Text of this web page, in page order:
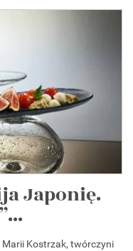
Japonię.
Kostrzak, twórczyni